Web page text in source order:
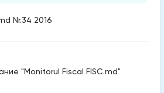
Nr.34 2016
"Monitorul Fiscal FISC.md"